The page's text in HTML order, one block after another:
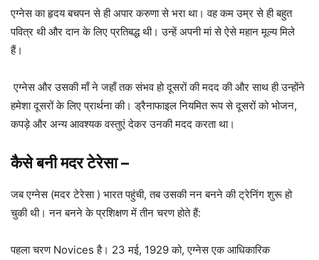
एग्नेस का हृदय बचपन से ही अपार करुणा से भरा था। वह कम उम्र से ही बहुत
पवित्र थी और दान के लिए प्रतिबद्ध थी। उन्हें अपनी मां से ऐसे महान मूल्य मिले
हैं।
एग्नेस और उसकी माँ ने जहाँ तक संभव हो दूसरों की मदद की और साथ ही उन्होंने
हमेशा दूसरों के लिए प्रार्थना की। ड्रैनाफाइल नियमित रूप से दूसरों को भोजन,
कपड़े और अन्य आवश्यक वस्तुएं देकर उनकी मदद करता था।
कैसे बनी मदर टेरेसा–
जब एग्नेस (मदर टेरेसा ) भारत पहुंची, तब उसकी नन बनने की ट्रेनिंग शुरू हो
चुकी थी। नन बनने के प्रशिक्षण में तीन चरण होते हैं:
पहला चरण Novices है। 23 मई, 1929 को, एग्नेस एक आधिकारिक